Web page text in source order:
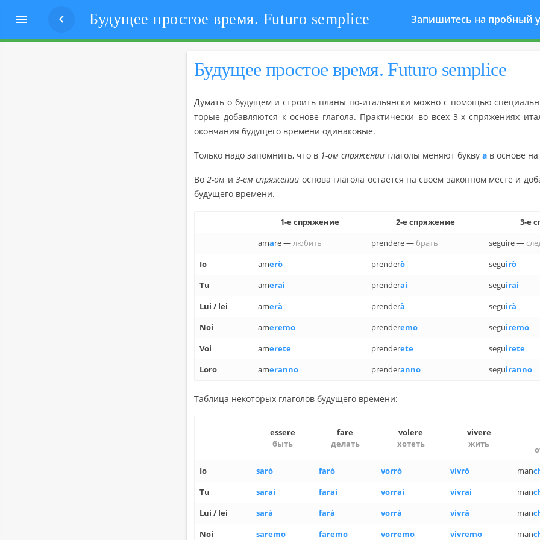
  Будущее простое время. Futuro semplice Запишитесь на пробный
Бу­ду­щее про­стое время. Futuro semplice
Ду­мать о бу­ду­щем и стро­ить планы по-ита­льян­ски можно с по­мо­щью
то­рые до­бав­ля­ют­ся к ос­но­ве гла­го­ла. Прак­ти­че­ски во всех 3-х спря­же­ни­ях
окон­ча­ния бу­ду­ще­го вре­ме­ни оди­на­ко­вые.
Толь­ко надо за­пом­нить, что в 1-ом спря­же­нии гла­го­лы ме­ня­ют букву а в ос­но­ве на
Во2-ом и3-ем спря­же­нии ос­но­ва гла­го­ла оста­ет­ся на своем за­кон­ном месте и
бу­ду­ще­го вре­ме­ни.
1-е спря­же­ние 2-е спря­же­ние
3-е
amare —лю­бить prendere — брать seguire —
Io
amerò prenderò seguirò
Tu
amerai prenderai seguirai
Lui / lei
amerà prenderà seguirà
Noi
ameremo prenderemo seguiremo
Voi
amerete prenderete seguirete
Loro
ameranno prenderanno seguiranno
Таб­ли­ца неко­то­рых гла­го­лов бу­ду­ще­го вре­ме­ни:
essere
быть
fare
де­лать
volere
хо­теть
vivere
жить
Io
sarò farò vorrò vivrò man
Tu
sarai farai vorrai vivrai man
Lui / lei
sarà farà vorrà vivrà man
Noi
saremo faremo vorremo vivremo man